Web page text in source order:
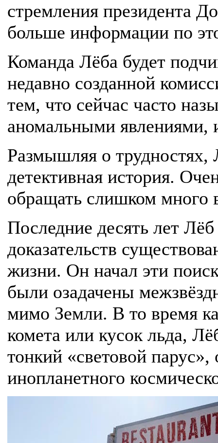
стремления президента
больше информации по
Команда Лёба будет
недавно созданной
тем, что сейчас часто
аномальными
Размышляя о трудностях,
детективная история.
обращать слишком много
Последние десять лет
доказательств
жизни. Он начал эти
были озадачены
мимо Земли. В то время
комета или кусок льда,
тонкий «световой
инопланетного